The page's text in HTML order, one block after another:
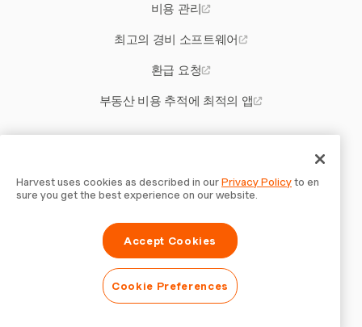
비용 관리
최고의 경비 소프트웨어
환급 요청
부동산 비용 추적에 최적의 앱
연봉에서 시급 계산기
구매 주문서 템플릿
추적 기능이 포함된 프로젝트 예산 템플릿
효과적인 시간당 요금 계산기
Harvest uses cookies as described in ourPrivacy Policyto en
sure you get the best experience on our website.
Accept Cookies
Cookie Preferences